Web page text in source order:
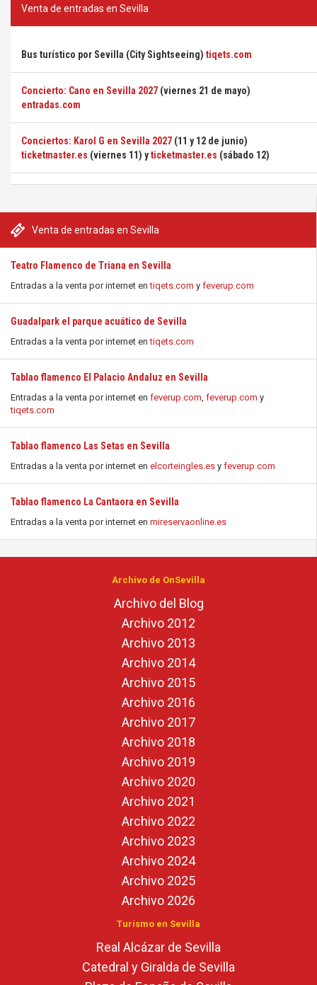
Venta de entradas en Sevilla
Teatro Flamenco de Triana en Sevilla
Entradas a la venta por internet entiqets.com y feverup.com
Guadalpark el parque acuático de Sevilla
Entradas a la venta por internet entiqets.com
Tablao flamenco El Palacio Andaluz en Sevilla
Entradas a la venta por internet en feverup.com, feverup.com y
tiqets.com
Tablao flamenco Las Setas en Sevilla
Entradas a la venta por internet en elcorteingles.es y feverup.com
Tablao flamenco La Cantaora en Sevilla
Entradas a la venta por internet en mireservaonline.es
Venta de entradas en Sevilla
Bus turístico por Sevilla (City Sightseeing) tiqets.com
Concierto: Cano en Sevilla 2027 (viernes 21 de mayo)
entradas.com
Conciertos: Karol G en Sevilla 2027 (11 y 12 de junio)
ticketmaster.es (viernes 11) yticketmaster.es (sábado 12)
Archivo de OnSevilla
Archivo del Blog
Archivo 2012
Archivo 2013
Archivo 2014
Archivo 2015
Archivo 2016
Archivo 2017
Archivo 2018
Archivo 2019
Archivo 2020
Archivo 2021
Archivo 2022
Archivo 2023
Archivo 2024
Archivo 2025
Archivo 2026
Turismo en Sevilla
Real Alcázar de Sevilla
Catedral y Giralda de Sevilla